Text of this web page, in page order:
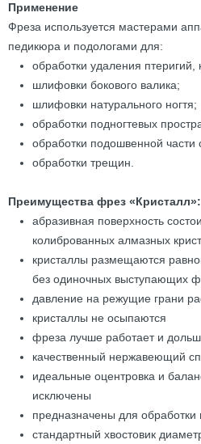
Применение
Фреза используется мастерами
педикюра и подологами для:
обработки удаления птеригий,
шлифовки бокового валика;
шлифовки натурального ногтя;
обработки подногтевых
обработки подошвенной части
обработки трещин.
Преимущества фрез «Кристалл»:
абразивная поверхность
колиброванных алмазных
кристаллы размещаются
без одиночных выступающих
давление на режущие грани
кристаллы не осыпаются
фреза лучше работает и
качественный нержавеющий
идеальные оцентровка и
исключены
предназначены для обработки
стандартный хвостовик